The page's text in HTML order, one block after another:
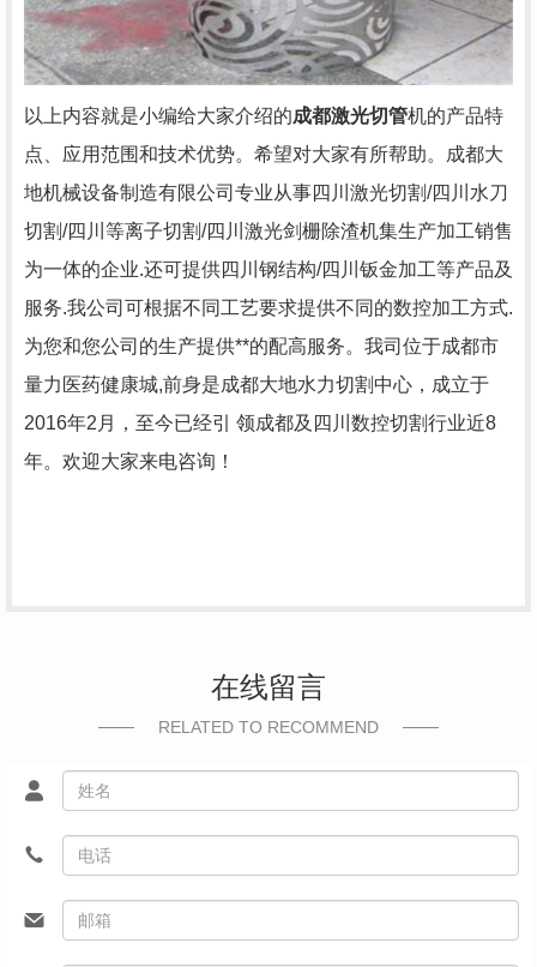
以上内容就是小编给大家介绍的成都激光切管机的产品特
点、应用范围和技术优势。希望对大家有所帮助。成都大
地机械设备制造有限公司专业从事四川激光切割/四川水刀
切割/四川等离子切割/四川激光剑栅除渣机集生产加工销售
为一体的企业.还可提供四川钢结构/四川钣金加工等产品及
服务.我公司可根据不同工艺要求提供不同的数控加工方式.
为您和您公司的生产提供**的配高服务。我司位于成都市
量力医药健康城,前身是成都大地水力切割中心，成立于
2016年2月，至今已经引 领成都及四川数控切割行业近8
年。欢迎大家来电咨询！
在线留言
RELATED TO RECOMMEND